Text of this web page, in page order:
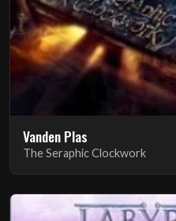
Vanden Plas
The Seraphic Clockwork